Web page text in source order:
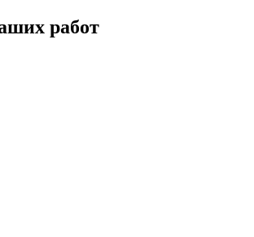
работ